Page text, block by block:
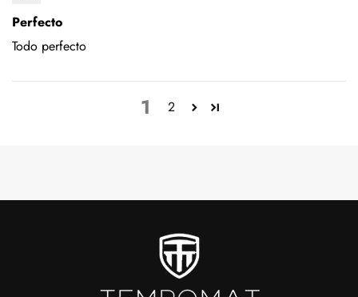
Perfecto
Todo perfecto
1 2